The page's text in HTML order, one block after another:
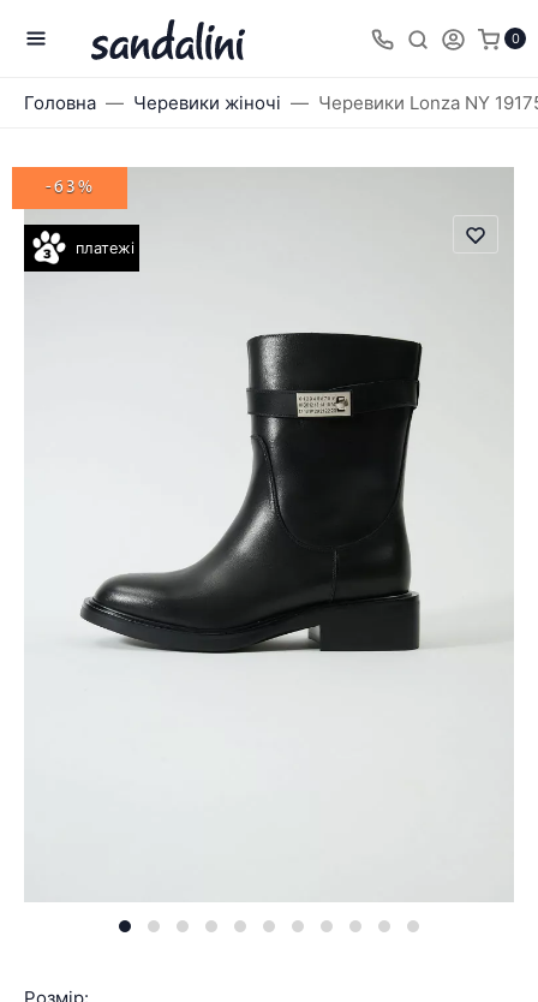
0
Головна Черевики жіночі Черевики Lonza NY
платежі
-63%